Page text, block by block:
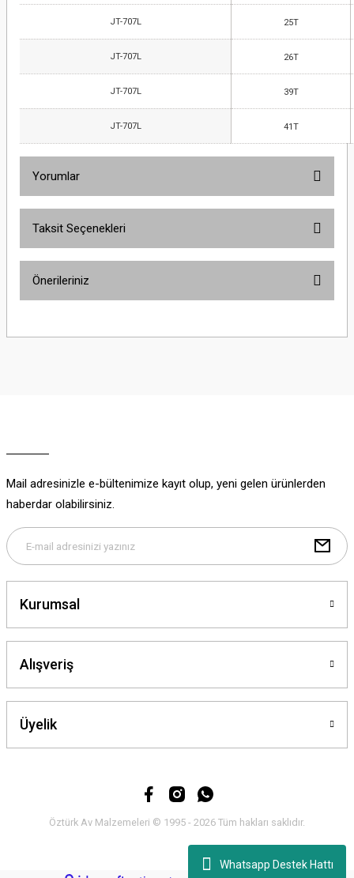
Whatsapp Destek Hattı
JT-707L 25T
JT-707L 26T
JT-707L 39T
JT-707L 41T
Yorumlar
Taksit Seçenekleri
Önerileriniz
yetersiz gördüğünüz noktaları öneri formunu kullanarak tarafımıza
Bu ürüne benzer farklı alternatifler olmalı.
Mail adresinizle e-bültenimize kayıt olup, yeni gelen ürünlerden
haberdar olabilirsiniz.
Kurumsal
Alışveriş
Üyelik
Öztürk Av Malzemeleri © 1995 - 2026 Tüm hakları saklıdır.